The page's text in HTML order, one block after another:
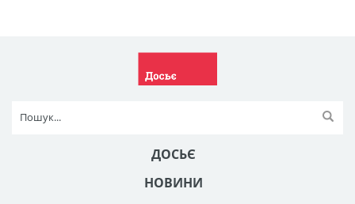
ДОСЬЄ
НОВИНИ